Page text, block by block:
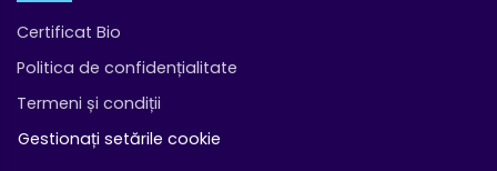
Certificat Bio
Politica de confidențialitate
Termeni și condiții
Gestionați setările cookie